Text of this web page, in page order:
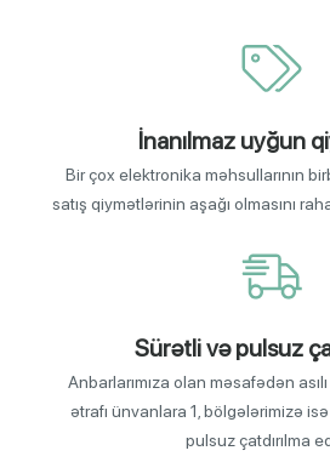
İnanılmaz uyğun
Bir çox elektronika məhsullarının
satış qiymətlərinin aşağı olmasını
Sürətli və pulsuz
Anbarlarımıza olan məsafədən
ətrafı ünvanlara 1, bölgələrimizə
pulsuz çatdırılma